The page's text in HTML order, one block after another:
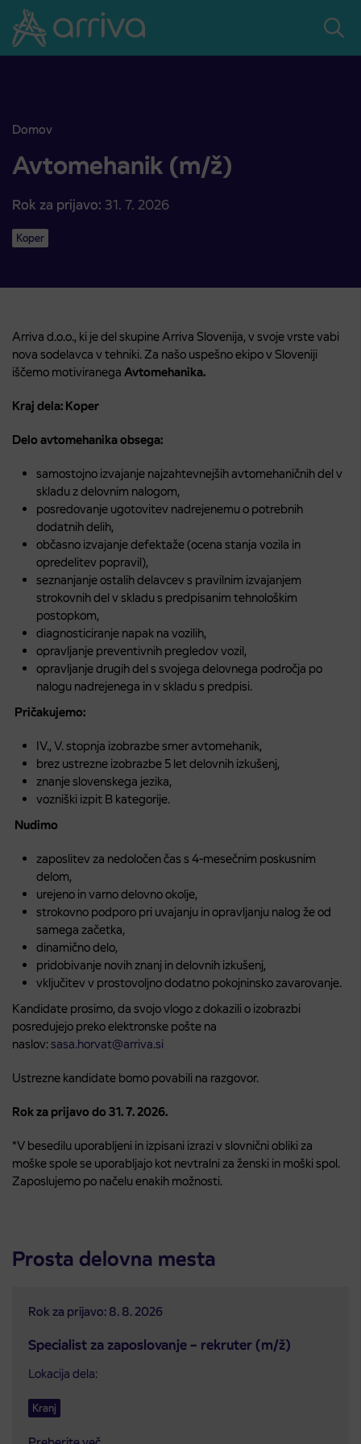
Skoči na vsebino
Domov
Avtomehanik (m/ž)
Avtomehanik (m/ž)
Rok za prijavo: 31. 7. 2026
Koper
Arriva d.o.o., ki je del skupine Arriva Slovenija, v svoje vrste vabi
nova sodelavca v tehniki. Za našo uspešno ekipo v Sloveniji
iščemo motiviranega Avtomehanika.
Kraj dela: Koper
Delo avtomehanika obsega:
samostojno izvajanje najzahtevnejših avtomehaničnih del v
skladu z delovnim nalogom,
posredovanje ugotovitev nadrejenemu o potrebnih
dodatnih delih,
občasno izvajanje defektaže (ocena stanja vozila in
opredelitev popravil),
seznanjanje ostalih delavcev s pravilnim izvajanjem
strokovnih del v skladu s predpisanim tehnološkim
postopkom,
diagnosticiranje napak na vozilih,
opravljanje preventivnih pregledov vozil,
opravljanje drugih del s svojega delovnega področja po
nalogu nadrejenega in v skladu s predpisi.
Pričakujemo:
IV., V. stopnja izobrazbe smer avtomehanik,
brez ustrezne izobrazbe 5 let delovnih izkušenj,
znanje slovenskega jezika,
vozniški izpit B kategorije.
Nudimo
zaposlitev za nedoločen čas s 4-mesečnim poskusnim
delom,
urejeno in varno delovno okolje,
strokovno podporo pri uvajanju in opravljanju nalog že od
samega začetka,
dinamično delo,
pridobivanje novih znanj in delovnih izkušenj,
vključitev v prostovoljno dodatno pokojninsko zavarovanje.
Kandidate prosimo, da svojo vlogo z dokazili o izobrazbi
posredujejo preko elektronske pošte na
naslov:sasa.horvat@arriva.si
Ustrezne kandidate bomo povabili na razgovor.
Rok za prijavo do 31. 7. 2026.
*V besedilu uporabljeni in izpisani izrazi v slovnični obliki za
moške spole se uporabljajo kot nevtralni za ženski in moški spol.
Zaposlujemo po načelu enakih možnosti.
Prosta delovna mesta
Rok za prijavo: 8. 8. 2026
Specialist za zaposlovanje – rekruter (m/ž)
Lokacija dela:
Kranj